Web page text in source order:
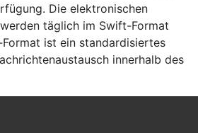
Die elektronischen
täglich im Swift-Format
ist ein standardisiertes
innerhalb des